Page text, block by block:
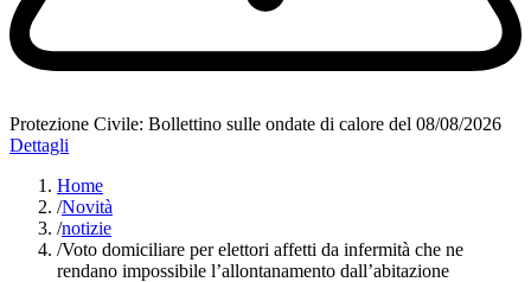
Protezione Civile: Bollettino sulle ondate di calore del 08/08/2026
Dettagli
Home
/Novità
/notizie
/Voto domiciliare per elettori affetti da infermità che ne
rendano impossibile l’allontanamento dall’abitazione